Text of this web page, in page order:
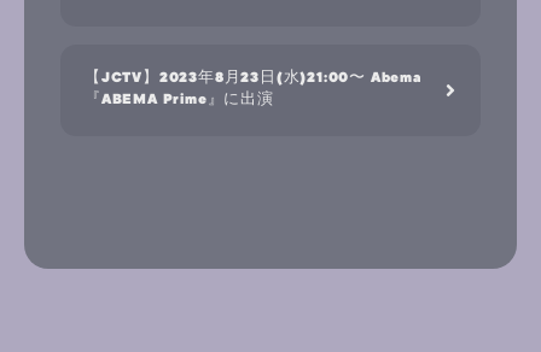
【JCTV】2023年8月23日(水)21:00〜 Abema
『ABEMA Prime』に出演